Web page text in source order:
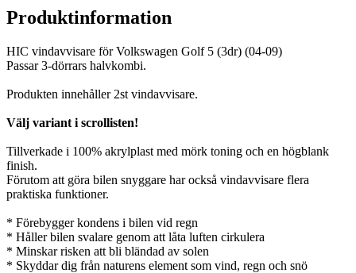
Produktinformation
HIC vindavvisare för Volkswagen Golf 5 (3dr) (04-09)
Passar 3-dörrars halvkombi.
Produkten innehåller 2st vindavvisare.
Välj variant i scrollisten!
Tillverkade i 100% akrylplast med mörk toning och en högblank
finish.
Förutom att göra bilen snyggare har också vindavvisare flera
praktiska funktioner.
* Förebygger kondens i bilen vid regn
* Håller bilen svalare genom att låta luften cirkulera
* Minskar risken att bli bländad av solen
* Skyddar dig från naturens element som vind, regn och snö